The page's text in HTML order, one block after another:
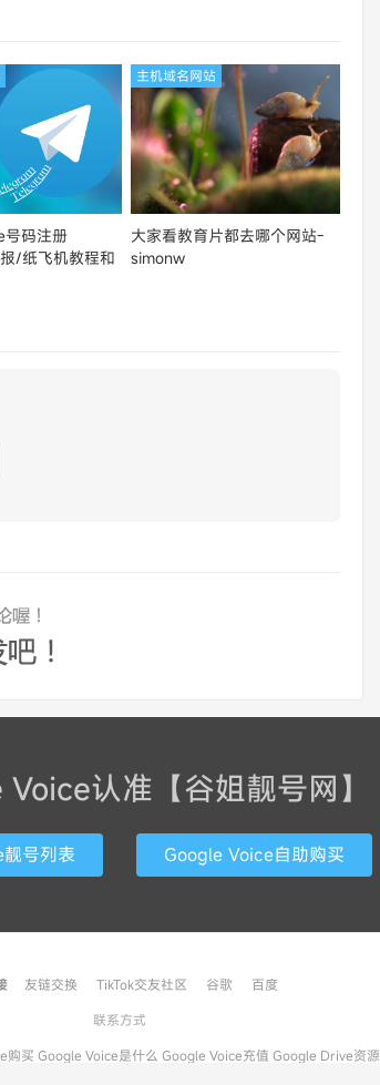
号码注册
/纸飞机教程和
大家看教育片都去哪个网站-
simonw
主机域名网站
认准【谷姐靓号网】
号列表 Google Voice自助购买
友链交换 TikTok交友社区 谷歌
百度
联系方式
购买 Google Voice是什么 Google Voice充值 Google Drive资源